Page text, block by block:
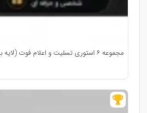
مجموعه ۶ استوری تسلیت و اعلام فوت (لایه باز) | فایل AI و EPS با فونت فارسی